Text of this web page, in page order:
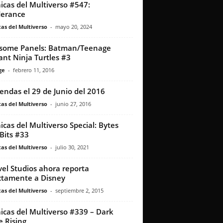
del Multiverso #547:
del Multiverso - mayo 20, 2024
Panels: Batman/Teenage
Ninja Turtles #3
- febrero 11, 2016
el 29 de Junio del 2016
del Multiverso - junio 27, 2016
del Multiverso Special: Bytes
#33
del Multiverso - julio 30, 2021
Studios ahora reporta
a Disney
del Multiverso - septiembre 2, 2015
del Multiverso #339 – Dark